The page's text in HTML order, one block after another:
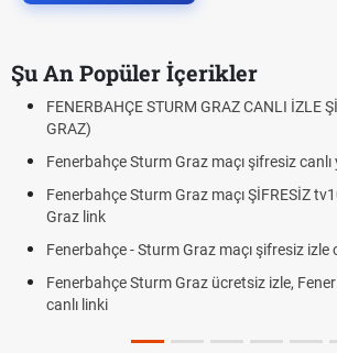
Şu An Popüler İçerikler
FENERBAHÇE STURM GRAZ CANLI İZLE
GRAZ)
Fenerbahçe Sturm Graz maçı şifresiz canlı
Fenerbahçe Sturm Graz maçı ŞİFRESİZ
Graz link
Fenerbahçe - Sturm Graz maçı şifresiz izle
Fenerbahçe Sturm Graz ücretsiz izle,
canlı linki